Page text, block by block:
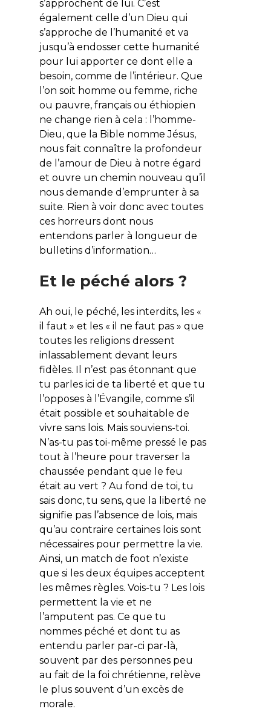
s’approchent de lui. C’est
également celle d’un Dieu qui
s’approche de l’humanité et va
jusqu’à endosser cette humanité
pour lui apporter ce dont elle a
besoin, comme de l’intérieur. Que
l’on soit homme ou femme, riche
ou pauvre, français ou éthiopien
ne change rien à cela : l’homme-
Dieu, que la Bible nomme Jésus,
nous fait connaître la profondeur
de l’amour de Dieu à notre égard
et ouvre un chemin nouveau qu’il
nous demande d’emprunter à sa
suite. Rien à voir donc avec toutes
ces horreurs dont nous
entendons parler à longueur de
bulletins d’information…
Et le péché alors ?
Ah oui, le péché, les interdits, les «
il faut » et les « il ne faut pas » que
toutes les religions dressent
inlassablement devant leurs
fidèles. Il n’est pas étonnant que
tu parles ici de ta liberté et que tu
l’opposes à l’Évangile, comme s’il
était possible et souhaitable de
vivre sans lois. Mais souviens-toi.
N’as-tu pas toi-même pressé le pas
tout à l’heure pour traverser la
chaussée pendant que le feu
était au vert ? Au fond de toi, tu
sais donc, tu sens, que la liberté ne
signifie pas l’absence de lois, mais
qu’au contraire certaines lois sont
nécessaires pour permettre la vie.
Ainsi, un match de foot n’existe
que si les deux équipes acceptent
les mêmes règles. Vois-tu ? Les lois
permettent la vie et ne
l’amputent pas. Ce que tu
nommes péché et dont tu as
entendu parler par-ci par-là,
souvent par des personnes peu
au fait de la foi chrétienne, relève
le plus souvent d’un excès de
morale.